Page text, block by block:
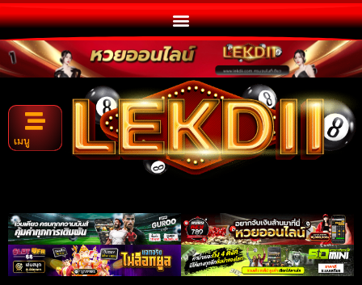
เมนู